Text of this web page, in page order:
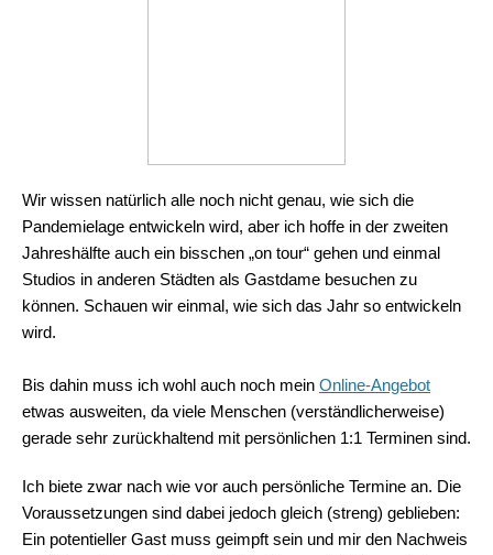
Wir wissen natürlich alle noch nicht genau, wie sich die
Pandemielage entwickeln wird, aber ich hoffe in der zweiten
Jahreshälfte auch ein bisschen „on tour“ gehen und einmal
Studios in anderen Städten als Gastdame besuchen zu
können. Schauen wir einmal, wie sich das Jahr so entwickeln
wird.
Bis dahin muss ich wohl auch noch mein Online-Angebot
etwas ausweiten, da viele Menschen (verständlicherweise)
gerade sehr zurückhaltend mit persönlichen 1:1 Terminen sind.
Ich biete zwar nach wie vor auch persönliche Termine an. Die
Voraussetzungen sind dabei jedoch gleich (streng) geblieben:
Ein potentieller Gast muss geimpft sein und mir den Nachweis